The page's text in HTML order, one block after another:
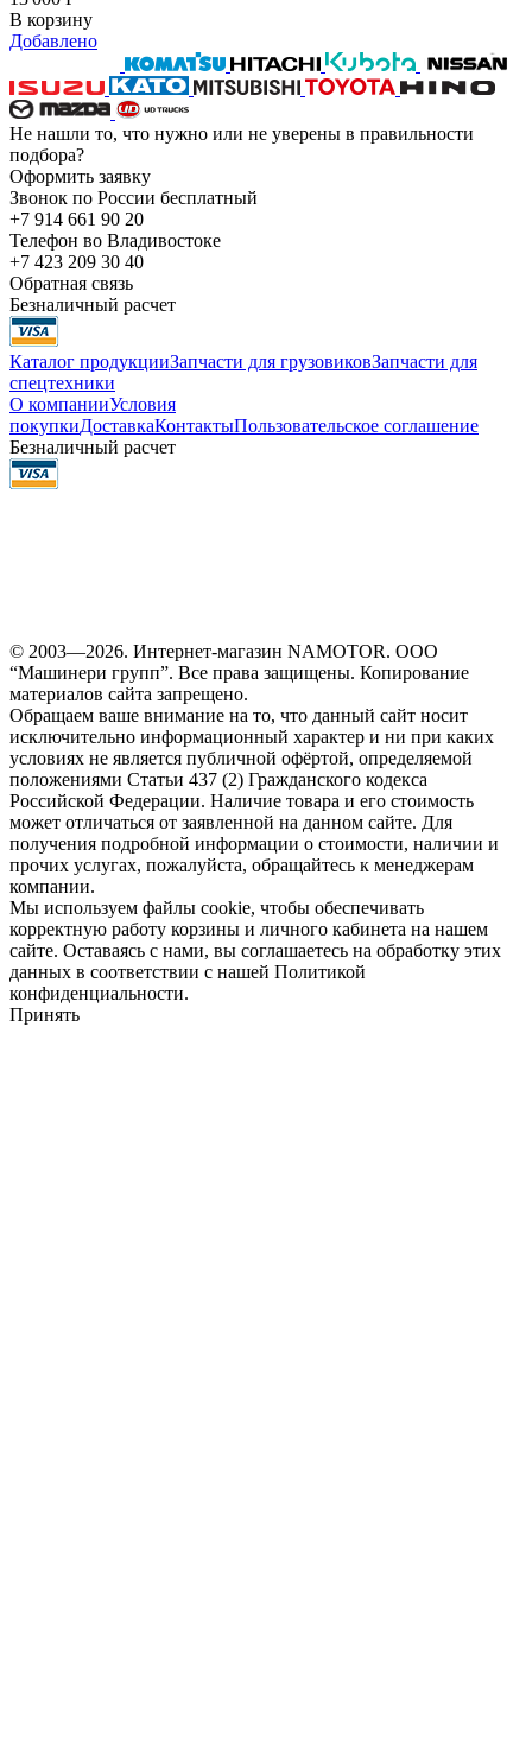
В корзину
Добавлено
Не нашли то, что нужно или не уверены в правильности
подбора?
Оформить заявку
Звонок по России бесплатный
+7 914 661 90 20
Телефон во Владивостоке
+7 423 209 30 40
Обратная связь
Безналичный расчет
Каталог продукцииЗапчасти для грузовиковЗапчасти для
спецтехники
О компанииУсловия
покупкиДоставкаКонтактыПользовательское соглашение
Безналичный расчет
© 2003—2026. Интернет-магазин NAMOTOR. ООО
“Машинери групп”. Все права защищены. Копирование
материалов сайта запрещено.
Обращаем ваше внимание на то, что данный сайт носит
исключительно информационный характер и ни при каких
условиях не является публичной офёртой, определяемой
положениями Статьи 437 (2) Гражданского кодекса
Российской Федерации. Наличие товара и его стоимость
может отличаться от заявленной на данном сайте. Для
получения подробной информации о стоимости, наличии и
прочих услугах, пожалуйста, обращайтесь к менеджерам
компании.
Мы используем файлы cookie, чтобы обеспечивать
корректную работу корзины и личного кабинета на нашем
сайте. Оставаясь с нами, вы соглашаетесь на обработку этих
данных в соответствии с нашей Политикой
конфиденциальности.
Принять